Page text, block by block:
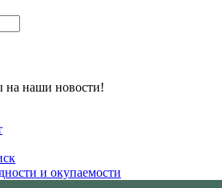
наши новости!
и окупаемости